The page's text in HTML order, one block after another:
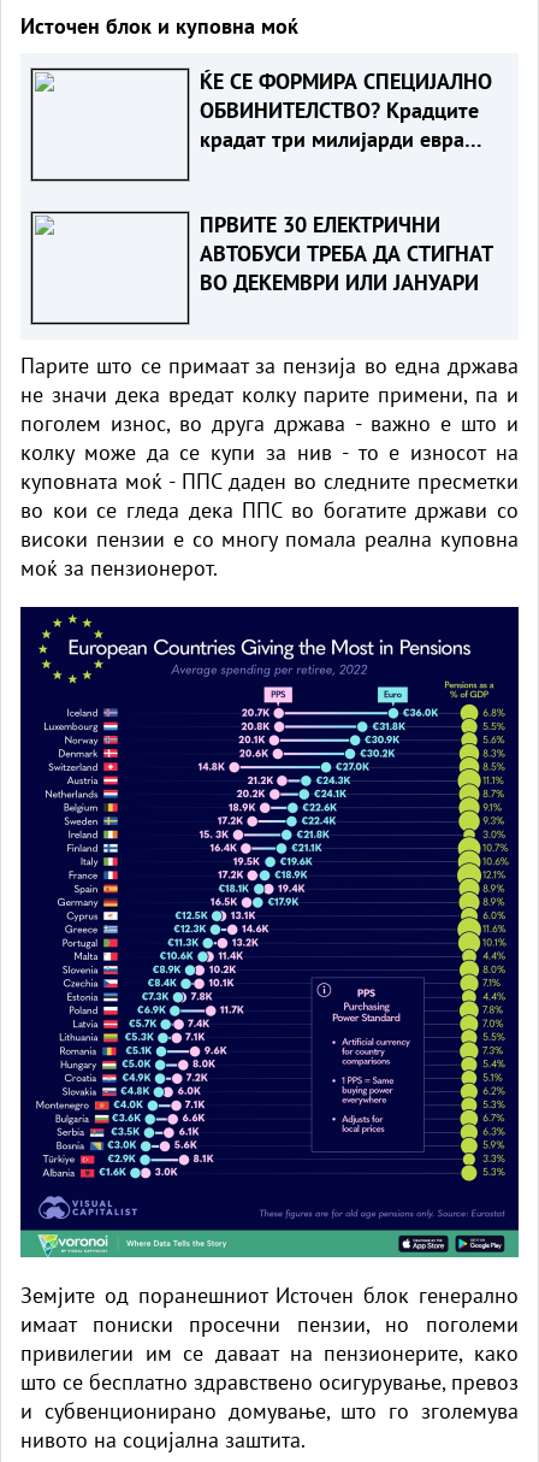
Источен блок и куповна моќ
ЌЕ СЕ ФОРМИРА СПЕЦИЈАЛНО
ОБВИНИТЕЛСТВО? Крадците
крадат три милијарди евра
ПРВИТЕ 30 ЕЛЕКТРИЧНИ
АВТОБУСИ ТРЕБА ДА СТИГНАТ
ВО ДЕКЕМВРИ ИЛИ ЈАНУАРИ
Парите што се примаат за пензија во една држава
не значи дека вредат колку парите примени, па и
поголем износ, во друга држава - важно е што и
колку може да се купи за нив - то е износот на
куповната моќ - ППС даден во следните пресметки
во кои се гледа дека ППС во богатите држави со
високи пензии е со многу помала реална куповна
моќ за пензионерот.
Земјите од поранешниот Источен блок генерално
имаат пониски просечни пензии, но поголеми
привилегии им се даваат на пензионерите, како
што се бесплатно здравствено осигурување, превоз
и субвенционирано домување, што го зголемува
нивото на социјална заштита.